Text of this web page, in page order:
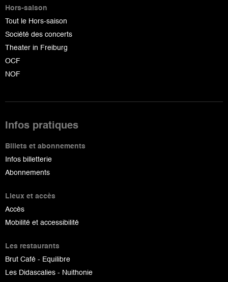
Hors-saison
Tout le Hors-saison
Société des concerts
Theater in Freiburg
OCF
NOF
Infos pratiques
Billets et abonnements
Infos billetterie
Abonnements
Lieux et accès
Accès
Mobilité et accessibilité
Les restaurants
Brut Café - Equilibre
Les Didascalies - Nuithonie